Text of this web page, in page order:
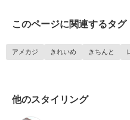
このページに関連するタグ
アメカジ きれいめ きちんと
他のスタイリング